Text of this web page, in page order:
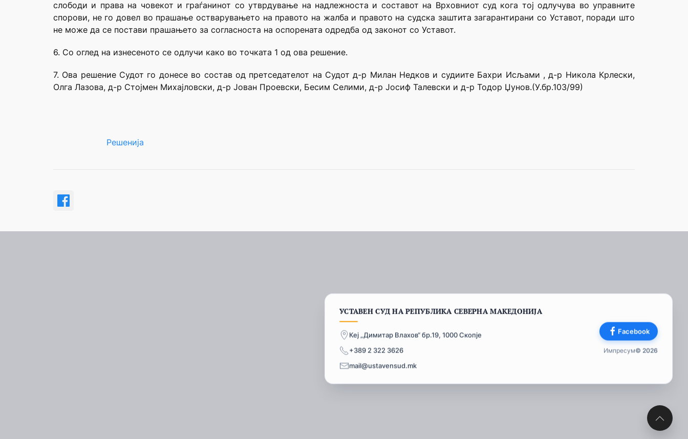
слободи и права на човекот и граѓанинот со утврдување на надлежноста и составот на Врховниот суд кога тој одлучува во управните
спорови, не го довел во прашање остварувањето на правото на жалба и правото на судска заштита загарантирани со Уставот, поради што
не може да се постави прашањето за согласноста на оспорената одредба од законот со Уставот.
6. Со оглед на изнесеното се одлучи како во точката 1 од ова решение.
7. Ова решение Судот го донесе во состав од претседателот на Судот д-р Милан Недков и судиите Бахри Исљами , д-р Никола Крлески,
Олга Лазова, д-р Стојмен Михајловски, д-р Јован Проевски, Бесим Селими, д-р Јосиф Талевски и д-р Тодор Џунов.(У.бр.103/99)
Решенија
УСТАВЕН СУД НА РЕПУБЛИКА СЕВЕРНА МАКЕДОНИЈА
Кеј „Димитар Влахов“ бр.19, 1000 Скопје
+389 2 322 3626
mail@ustavensud.mk
Facebook
Импресум© 2026